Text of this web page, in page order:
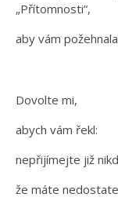
„Přítomnosti“,
aby vám
Dovolte mi,
abych vám řekl:
nepřijímejte již
že máte